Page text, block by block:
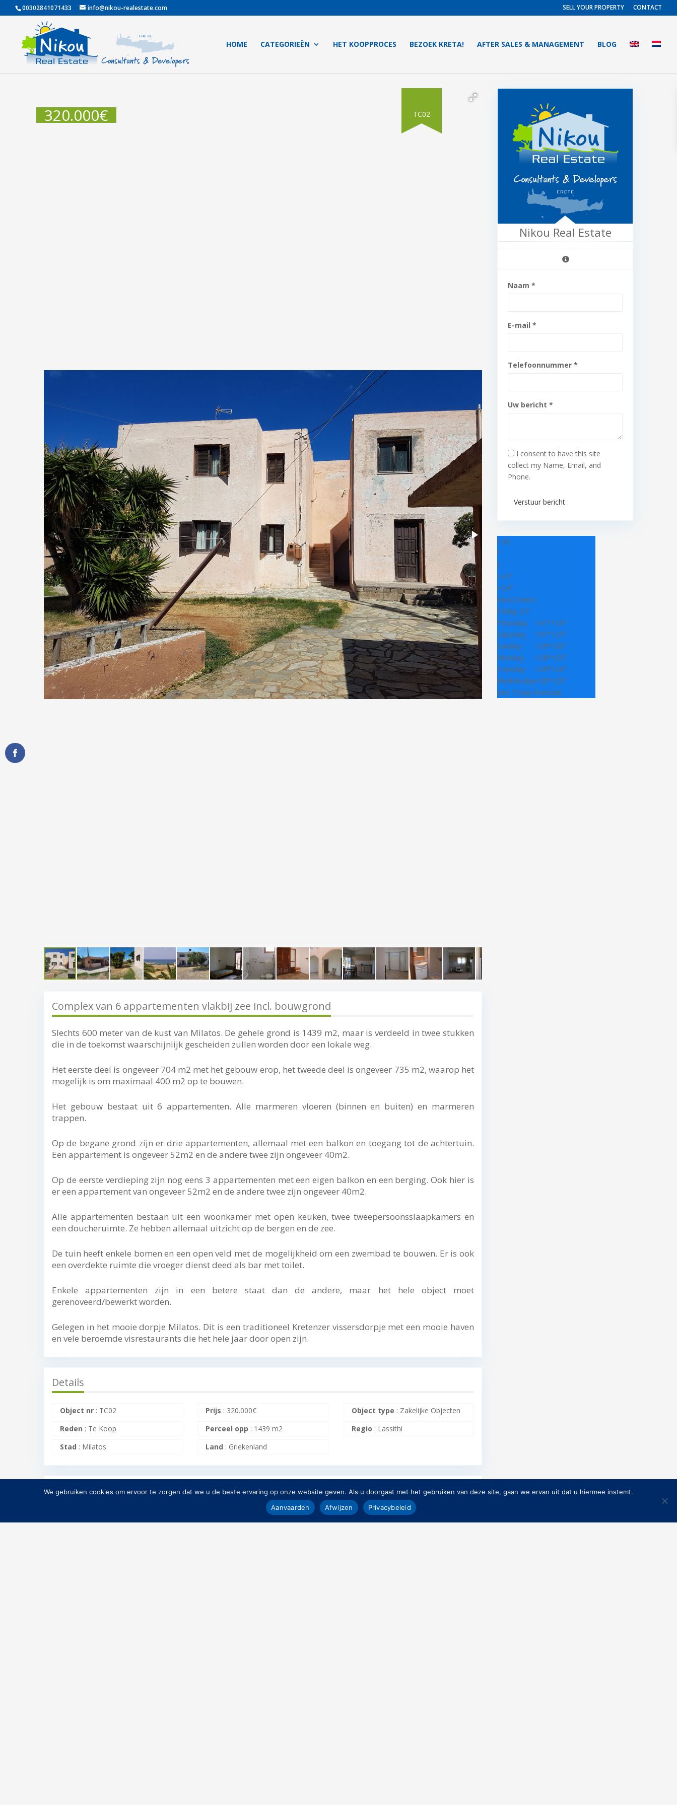
00302841071433 info@nikou-realestate.com SELL YOUR PROPERTY CONTACT
HOME CATEGORIEËN HET KOOPPROCES BEZOEK KRETA! AFTER SALES & MANAGEMENT BLOG
TC02
320.000€
Complex van 6 appartementen vlakbij zee incl. bouwgrond
Slechts 600 meter van de kust van Milatos. De gehele grond is 1439 m2, maar is verdeeld in twee stukken
die in de toekomst waarschijnlijk gescheiden zullen worden door een lokale weg.
Het eerste deel is ongeveer 704 m2 met het gebouw erop, het tweede deel is ongeveer 735 m2, waarop het
mogelijk is om maximaal 400 m2 op te bouwen.
Het gebouw bestaat uit 6 appartementen. Alle marmeren vloeren (binnen en buiten) en marmeren
trappen.
Op de begane grond zijn er drie appartementen, allemaal met een balkon en toegang tot de achtertuin.
Een appartement is ongeveer 52m2 en de andere twee zijn ongeveer 40m2.
Op de eerste verdieping zijn nog eens 3 appartementen met een eigen balkon en een berging. Ook hier is
er een appartement van ongeveer 52m2 en de andere twee zijn ongeveer 40m2.
Alle appartementen bestaan uit een woonkamer met open keuken, twee tweepersoonsslaapkamers en
een doucheruimte. Ze hebben allemaal uitzicht op de bergen en de zee.
De tuin heeft enkele bomen en een open veld met de mogelijkheid om een zwembad te bouwen. Er is ook
een overdekte ruimte die vroeger dienst deed als bar met toilet.
Enkele appartementen zijn in een betere staat dan de andere, maar het hele object moet
gerenoveerd/bewerkt worden.
Gelegen in het mooie dorpje Milatos. Dit is een traditioneel Kretenzer vissersdorpje met een mooie haven
en vele beroemde visrestaurants die het hele jaar door open zijn.
Details
Object nr : TC02 Prijs : 320.000€ Object type : Zakelijke Objecten
Reden : Te Koop Perceel opp : 1439 m2 Regio : Lassithi
Stad : Milatos Land : Griekenland
Property Details
Nikou Real Estate
Naam *
E-mail *
Telefoonnummer *
Uw bericht *
I consent to have this site
collect my Name, Email, and
Phone.
Verstuur bericht
+30
°
C
+31°
+24°
Sissi (Crete)
Friday, 07
Thursday
+31°+24°
Saturday
+31°+25°
Sunday
+29°+26°
Monday
+28°+25°
Tuesday
+29°+24°
Wednesday+30°+25°
See 7-Day Forecast
We gebruiken cookies om ervoor te zorgen dat we u de beste ervaring op onze website geven. Als u doorgaat met het gebruiken van deze site, gaan we ervan uit dat u hiermee instemt.
Aanvaarden
Afwijzen Privacybeleid